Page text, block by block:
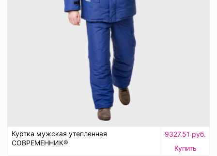
Куртка мужская утепленная
СОВРЕМЕННИК®
9327.51 руб.
Купить